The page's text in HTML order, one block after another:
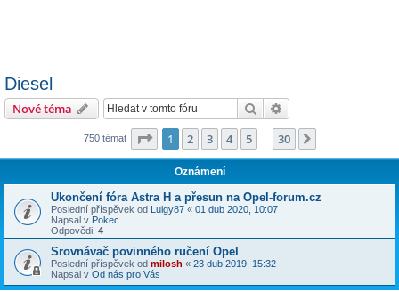
Diesel
Nové téma Hledat
750 témat Stránka z 30
1 2 3 4 5 30
Oznámení
Ukončení fóra Astra H a přesun na Opel-forum.cz
Poslední příspěvek od Luigy87 « 01 dub 2020, 10:07
Napsal v Pokec
Odpovědi: 4
Srovnávač povinného ručení Opel
Poslední příspěvek od milosh « 23 dub 2019, 15:32
Napsal v Od nás pro Vás